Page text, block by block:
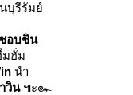
บุรีรัมย์
อบชิน
มฮั่ม
นำ
วิน ๚ะ๛